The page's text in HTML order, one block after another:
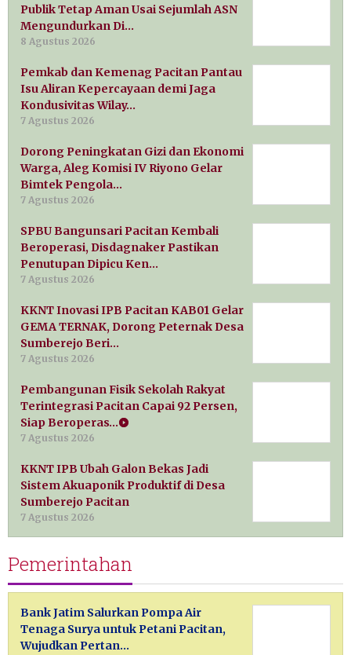
Publik Tetap Aman Usai Sejumlah ASN
Mengundurkan Di…
8 Agustus 2026
Pemkab dan Kemenag Pacitan Pantau
Isu Aliran Kepercayaan demi Jaga
Kondusivitas Wilay…
7 Agustus 2026
Dorong Peningkatan Gizi dan Ekonomi
Warga, Aleg Komisi IV Riyono Gelar
Bimtek Pengola…
7 Agustus 2026
SPBU Bangunsari Pacitan Kembali
Beroperasi, Disdagnaker Pastikan
Penutupan Dipicu Ken…
7 Agustus 2026
KKNT Inovasi IPB Pacitan KAB01 Gelar
GEMA TERNAK, Dorong Peternak Desa
Sumberejo Beri…
7 Agustus 2026
Pembangunan Fisik Sekolah Rakyat
Terintegrasi Pacitan Capai 92 Persen,
Siap Beroperas…
7 Agustus 2026
KKNT IPB Ubah Galon Bekas Jadi
Sistem Akuaponik Produktif di Desa
Sumberejo Pacitan
7 Agustus 2026
Pemerintahan
Bank Jatim Salurkan Pompa Air
Tenaga Surya untuk Petani Pacitan,
Wujudkan Pertan…